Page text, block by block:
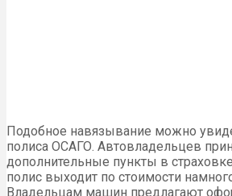
Подобное навязывание можно
полиса ОСАГО. Автовладельцев
дополнительные пункты в
полис выходит по стоимости
Владельцам машин предлагают